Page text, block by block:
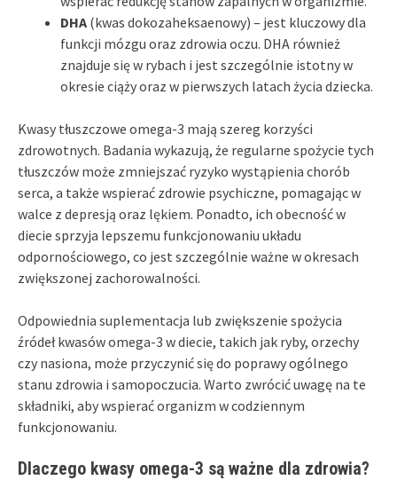
DHA (kwas dokozaheksaenowy) – jest kluczowy dla
funkcji mózgu oraz zdrowia oczu. DHA również
znajduje się w rybach i jest szczególnie istotny w
okresie ciąży oraz w pierwszych latach życia dziecka.
Kwasy tłuszczowe omega-3 mają szereg korzyści
zdrowotnych. Badania wykazują, że regularne spożycie tych
tłuszczów może zmniejszać ryzyko wystąpienia chorób
serca, a także wspierać zdrowie psychiczne, pomagając w
walce z depresją oraz lękiem. Ponadto, ich obecność w
diecie sprzyja lepszemu funkcjonowaniu układu
odpornościowego, co jest szczególnie ważne w okresach
zwiększonej zachorowalności.
Odpowiednia suplementacja lub zwiększenie spożycia
źródeł kwasów omega-3 w diecie, takich jak ryby, orzechy
czy nasiona, może przyczynić się do poprawy ogólnego
stanu zdrowia i samopoczucia. Warto zwrócić uwagę na te
składniki, aby wspierać organizm w codziennym
funkcjonowaniu.
Dlaczego kwasy omega-3 są ważne dla zdrowia?